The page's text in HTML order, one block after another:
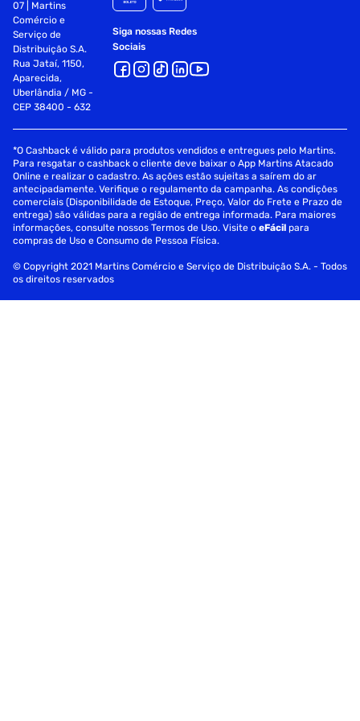
07 | Martins
Comércio e
Serviço de
Distribuição S.A.
Rua Jataí, 1150,
Aparecida,
Uberlândia / MG -
CEP 38400 - 632
Siga nossas Redes
Sociais
*O Cashback é válido para produtos vendidos e entregues pelo Martins.
Para resgatar o cashback o cliente deve baixar o App Martins Atacado
Online e realizar o cadastro. As ações estão sujeitas a saírem do ar
antecipadamente. Verifique o regulamento da campanha. As condições
comerciais (Disponibilidade de Estoque, Preço, Valor do Frete e Prazo de
entrega) são válidas para a região de entrega informada. Para maiores
informações, consulte nossos Termos de Uso. Visite oeFácil para
compras de Uso e Consumo de Pessoa Física.
© Copyright 2021 Martins Comércio e Serviço de Distribuição S.A. - Todos
os direitos reservados